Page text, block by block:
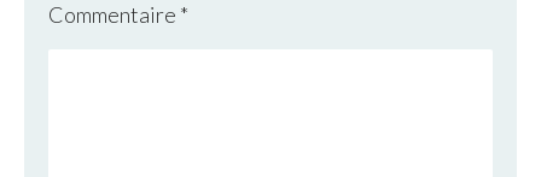
Commentaire *